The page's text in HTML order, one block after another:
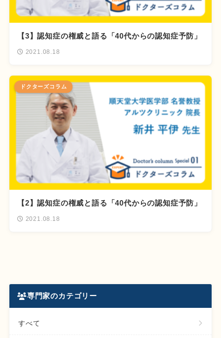
【3】認知症の権威と語る「40代からの認知症予防」
2021.08.18
ドクターズコラム
【2】認知症の権威と語る「40代からの認知症予防」
2021.08.18
専門家のカテゴリー
すべて